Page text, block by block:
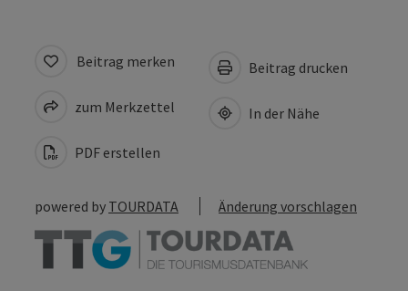
Beitrag merken
zum Merkzettel
PDF erstellen
Beitrag drucken
In der Nähe
powered by TOURDATA Änderung vorschlagen